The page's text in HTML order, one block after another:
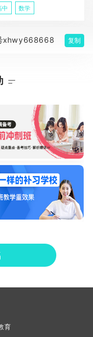
中 数学
xhwy668668 复制
育